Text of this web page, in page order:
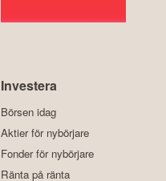
Investera
Börsen idag
Aktier för nybörjare
Fonder för nybörjare
Ränta på ränta